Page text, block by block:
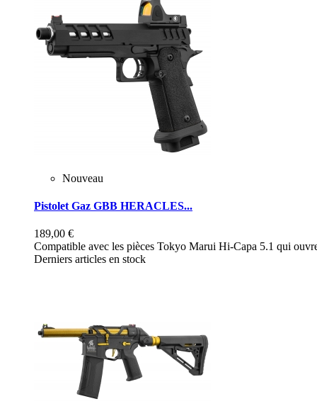
Nouveau
Pistolet Gaz GBB HERACLES...
189,00 €
Compatible avec les pièces Tokyo Marui Hi-Capa 5.1 qui
Derniers articles en stock